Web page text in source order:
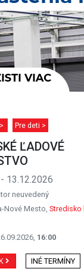
Pre deti >
ĽADOVÉ
13.12.2026
neuvedený
Nové Mesto, Stredisko
16:00
INÉ TERMÍNY